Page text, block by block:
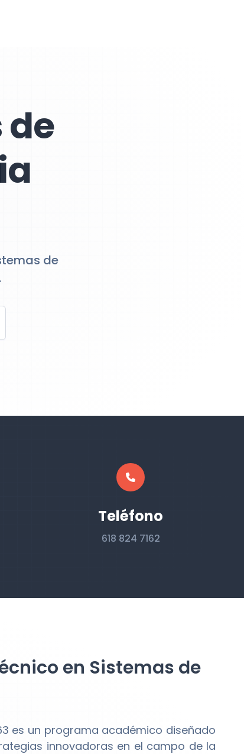
de
de
Teléfono
618 824 7162
en Sistemas de
es un programa académico diseñado
innovadoras en el campo de la